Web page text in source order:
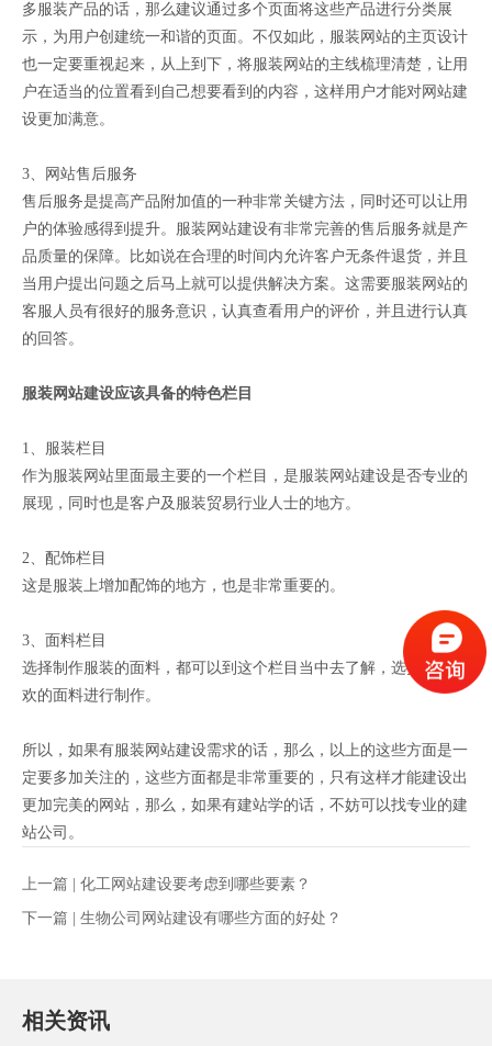
多服装产品的话，那么建议通过多个页面将这些产品进行分类展
示，为用户创建统一和谐的页面。不仅如此，服装网站的主页设计
也一定要重视起来，从上到下，将服装网站的主线梳理清楚，让用
户在适当的位置看到自己想要看到的内容，这样用户才能对网站建
设更加满意。
3、网站售后服务
售后服务是提高产品附加值的一种非常关键方法，同时还可以让用
户的体验感得到提升。服装网站建设有非常完善的售后服务就是产
品质量的保障。比如说在合理的时间内允许客户无条件退货，并且
当用户提出问题之后马上就可以提供解决方案。这需要服装网站的
客服人员有很好的服务意识，认真查看用户的评价，并且进行认真
的回答。
服装网站建设应该具备的特色栏目
1、服装栏目
作为服装网站里面最主要的一个栏目，是服装网站建设是否专业的
展现，同时也是客户及服装贸易行业人士的地方。
2、配饰栏目
这是服装上增加配饰的地方，也是非常重要的。
3、面料栏目
选择制作服装的面料，都可以到这个栏目当中去了解，选择自己喜
欢的面料进行制作。
所以，如果有服装网站建设需求的话，那么，以上的这些方面是一
定要多加关注的，这些方面都是非常重要的，只有这样才能建设出
更加完美的网站，那么，如果有建站学的话，不妨可以找专业的建
站公司。
上一篇 | 化工网站建设要考虑到哪些要素？
下一篇 | 生物公司网站建设有哪些方面的好处？
相关资讯